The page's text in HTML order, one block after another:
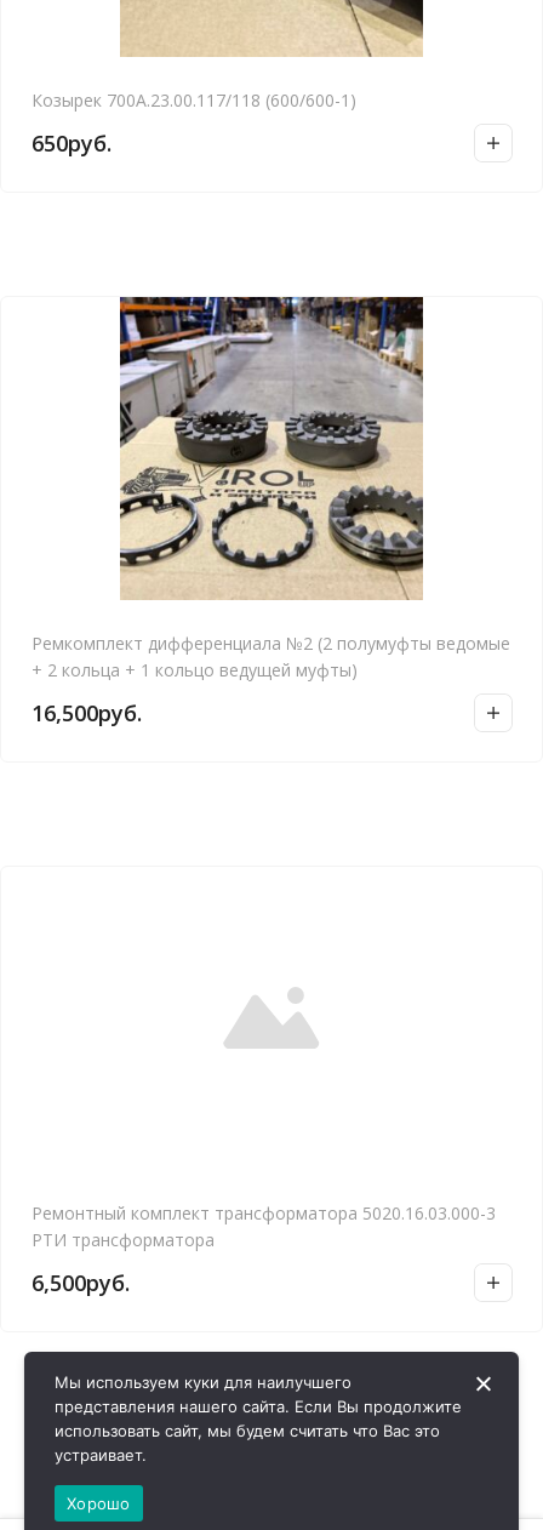
Козырек 700А.23.00.117/118 (600/600-1)
650руб.
Ремкомплект дифференциала №2 (2 полумуфты ведомые
+ 2 кольца + 1 кольцо ведущей муфты)
16,500руб.
Ремонтный комплект трансформатора 5020.16.03.000-3
РТИ трансформатора
6,500руб.
Мы используем куки для наилучшего
представления нашего сайта. Если Вы продолжите
использовать сайт, мы будем считать что Вас это
устраивает.
Хорошо